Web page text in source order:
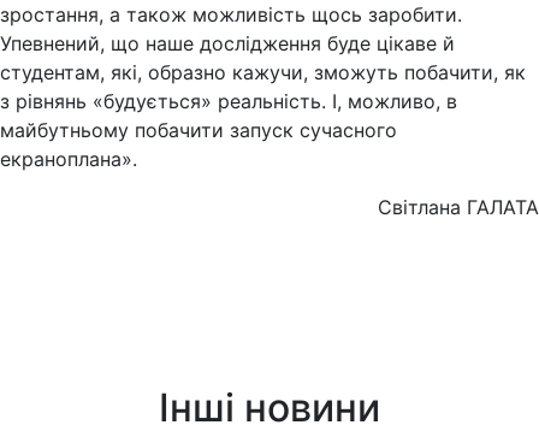
зростання, а також можливість щось заробити.
Упевнений, що наше дослідження буде цікаве й
студентам, які, образно кажучи, зможуть побачити, як
з рівнянь «будується» реальність. І, можливо, в
майбутньому побачити запуск сучасного
екраноплана».
Світлана ГАЛАТА
Інші новини